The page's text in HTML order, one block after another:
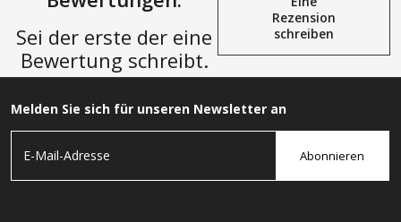
Sei der erste der eine
Bewertung schreibt.
Rezension
schreiben
Melden Sie sich für unseren Newsletter an
Abonnieren